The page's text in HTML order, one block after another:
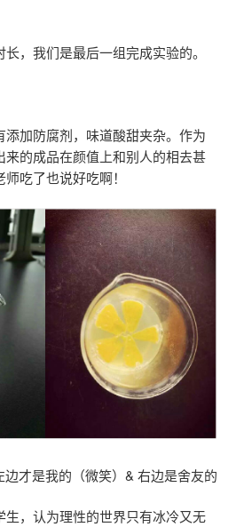
，我们是最后一组完成实验的。
添加防腐剂，味道酸甜夹杂。作为
来的成品在颜值上和别人的相去甚
吃了也说好吃啊！
才是我的（微笑）& 右边是舍友的
生，认为理性的世界只有冰冷又无